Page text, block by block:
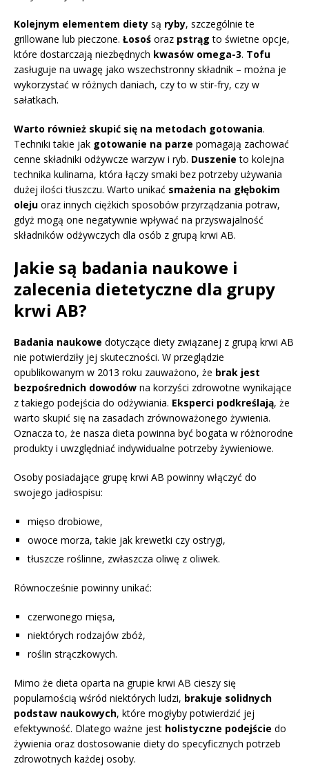
Kolejnym elementem diety są ryby, szczególnie te
grillowane lub pieczone. Łosoś oraz pstrąg to świetne opcje,
które dostarczają niezbędnych kwasów omega-3. Tofu
zasługuje na uwagę jako wszechstronny składnik – można je
wykorzystać w różnych daniach, czy to w stir-fry, czy w
sałatkach.
Warto również skupić się na metodach gotowania.
Techniki takie jak gotowanie na parze pomagają zachować
cenne składniki odżywcze warzyw i ryb. Duszenie to kolejna
technika kulinarna, która łączy smaki bez potrzeby używania
dużej ilości tłuszczu. Warto unikać smażenia na głębokim
oleju oraz innych ciężkich sposobów przyrządzania potraw,
gdyż mogą one negatywnie wpływać na przyswajalność
składników odżywczych dla osób z grupą krwi AB.
Jakie są badania naukowe i
zalecenia dietetyczne dla grupy
krwi AB?
Badania naukowe dotyczące diety związanej z grupą krwi AB
nie potwierdziły jej skuteczności. W przeglądzie
opublikowanym w 2013 roku zauważono, że brak jest
bezpośrednich dowodów na korzyści zdrowotne wynikające
z takiego podejścia do odżywiania. Eksperci podkreślają, że
warto skupić się na zasadach zrównoważonego żywienia.
Oznacza to, że nasza dieta powinna być bogata w różnorodne
produkty i uwzględniać indywidualne potrzeby żywieniowe.
Osoby posiadające grupę krwi AB powinny włączyć do
swojego jadłospisu:
mięso drobiowe,
owoce morza, takie jak krewetki czy ostrygi,
tłuszcze roślinne, zwłaszcza oliwę z oliwek.
Równocześnie powinny unikać:
czerwonego mięsa,
niektórych rodzajów zbóż,
roślin strączkowych.
Mimo że dieta oparta na grupie krwi AB cieszy się
popularnością wśród niektórych ludzi, brakuje solidnych
podstaw naukowych, które mogłyby potwierdzić jej
efektywność. Dlatego ważne jest holistyczne podejście do
żywienia oraz dostosowanie diety do specyficznych potrzeb
zdrowotnych każdej osoby.